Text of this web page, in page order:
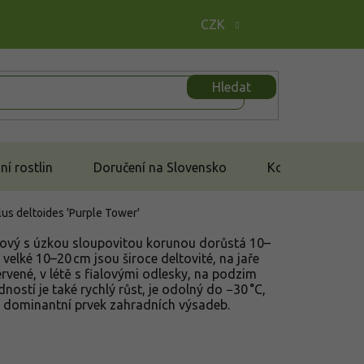
CZK
Hledat
rostlin Doručení na Slovensko Kontakt
deltoides 'Purple Tower'
s úzkou sloupovitou korunou dorůstá 10–
velké 10–20 cm jsou široce deltovité, na jaře
v létě s fialovými odlesky, na podzim
je také rychlý růst, je odolný do −30 °C,
prvek zahradních výsadeb.